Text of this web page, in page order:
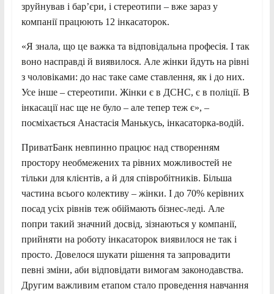
зруйнував і бар’єри, і стереотипи – вже зараз у
компанії працюють 12 інкасаторок.
«Я знала, що це важка та відповідальна професія. І так
воно насправді й виявилося. Але жінки йдуть на рівні
з чоловіками: до нас таке саме ставлення, як і до них.
Усе інше – стереотипи. Жінки є в ДСНС, є в поліції. В
інкасації нас ще не було – але тепер теж є», –
посміхається Анастасія Манькусь, інкасаторка-водій.
ПриватБанк невпинно працює над створенням
простору необмежених та рівних можливостей не
тільки для клієнтів, а й для співробітників. Більша
частина всього колективу – жінки. І до 70% керівних
посад усіх рівнів теж обіймають бізнес-леді. Але
попри такий значний досвід, зізнаються у компанії,
прийняти на роботу інкасаторок виявилося не так і
просто. Довелося шукати рішення та запровадити
певні зміни, аби відповідати вимогам законодавства.
Другим важливим етапом стало проведення навчання